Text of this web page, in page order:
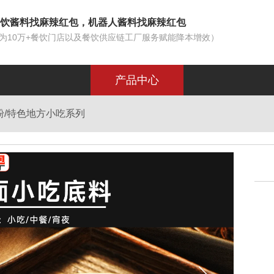
酱料找麻辣红包，机器人酱料找麻辣红包
10万+餐饮门店以及餐饮供应链工厂服务赋能降本增效）
产品中心
特色地方小吃系列